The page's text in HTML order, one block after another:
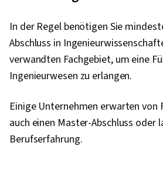
Analytik
In der Regel benötigen Sie
Abschluss in
verwandten Fachgebiet, um eine
Ingenieurwesen zu erlangen.
Einige Unternehmen erwarten von
auch einen Master-Abschluss oder
Berufserfahrung.